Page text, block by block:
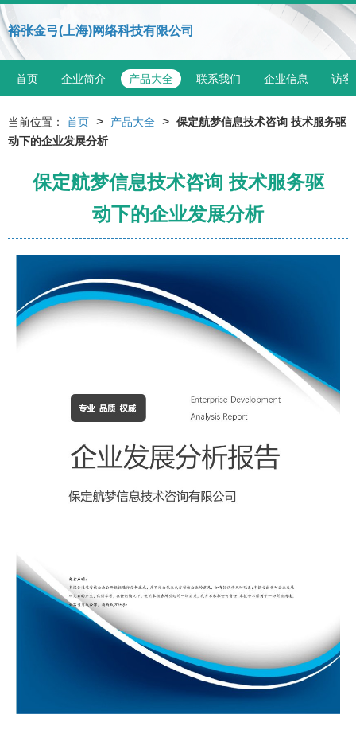
裕张金弓(上海)网络科技有限公司
首页 企业简介 产品大全 联系我们 企业信息 访客
当前位置： 首页 > 产品大全 > 保定航梦信息技术咨询 技术服务驱
动下的企业发展分析
保定航梦信息技术咨询 技术服务驱
动下的企业发展分析